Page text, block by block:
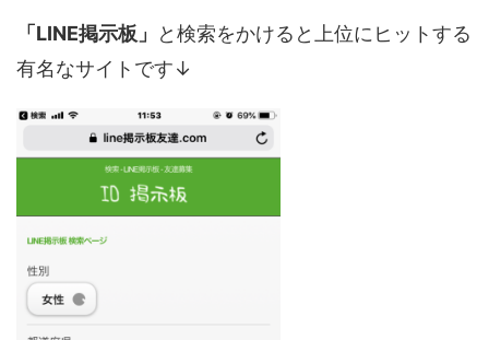
「LINE掲示板」
と検索をかけると上位にヒットする
有名なサイトです↓